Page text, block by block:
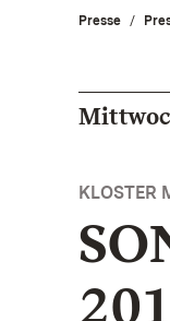
Presse
KLOSTER